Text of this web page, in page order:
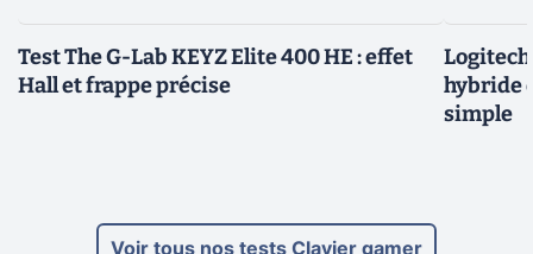
Test The G-Lab KEYZ Elite 400 HE : effet
Hall et frappe précise
Logitech
hybride
simple
Voir tous nos tests Clavier gamer